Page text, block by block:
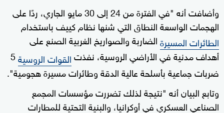
وأضافت أنه "في الفترة من 24 إلى 30 مايو الجاري، ردًا على
الهجمات الواسعة النطاق التي شنها نظام كييف باستخدام
الطائرات المسيرةالضاربة والصواريخ الغربية الصنع على
أهداف مدنية في الأراضي الروسية، نفذتالقوات الروسية5
ضربات جماعية بأسلحة عالية الدقة وطائرات مسيرة هجومية".
وتابع البيان أنه "نتيجة لذلك تضررت مؤسسات المجمع
الصناعي العسكري في أوكرانيا، والبنية التحتية للمطارات